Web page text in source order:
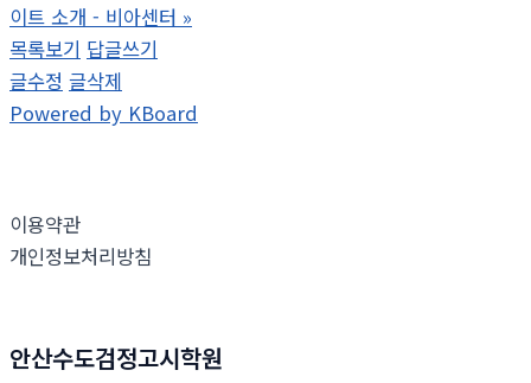
이트 소개 - 비아센터 »
목록보기 답글쓰기
글수정 글삭제
Powered by KBoard
이용약관
개인정보처리방침
안산수도검정고시학원